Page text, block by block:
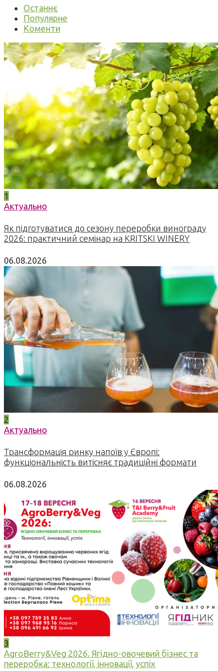
Останнє
Популярне
Коменти
1
Актуально
Як підготуватися до сезону переробки винограду
2026: практичний семінар на KRITSKI WINERY
06.08.2026
2
Актуально
Трансформація ринку напоїв у Європі:
функціональність витісняє традиційні формати
06.08.2026
3
AgroBerry&Veg 2026. Ягідно-овочевий бізнес та
переробка: технології, інновації, успіх